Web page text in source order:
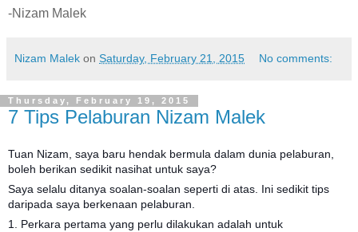
-Nizam Malek
Nizam Malek on Saturday, February 21, 2015 No comments:
Thursday, February 19, 2015
7 Tips Pelaburan Nizam Malek
Tuan Nizam, saya baru hendak bermula dalam dunia pelaburan,
boleh berikan sedikit nasihat untuk saya?
Saya selalu ditanya soalan-soalan seperti di atas. Ini sedikit tips
daripada saya berkenaan pelaburan.
1. Perkara pertama yang perlu dilakukan adalah untuk